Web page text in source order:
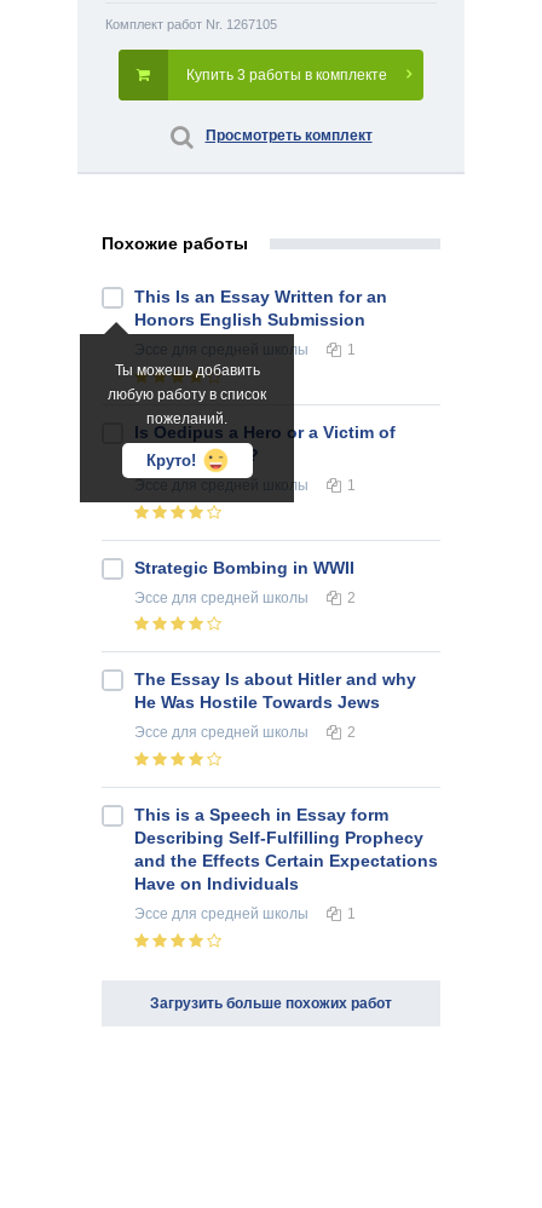
Комплект работ Nr. 1267105
Купить 3 работы в комплекте
Просмотреть комплект
Похожие работы
Ты можешь добавить
любую работу в список
пожеланий.
Круто!
This Is an Essay Written for an
Honors English Submission
для средней школы 1
Is Oedipus a Hero or a Victim of
Circumstance?
для средней школы 1
Strategic Bombing in WWII
Эссе для средней школы 2
The Essay Is about Hitler and why
He Was Hostile Towards Jews
Эссе для средней школы 2
This is a Speech in Essay form
Describing Self-Fulfilling Prophecy
and the Effects Certain Expectations
Have on Individuals
Эссе для средней школы 1
Загрузить больше похожих работ